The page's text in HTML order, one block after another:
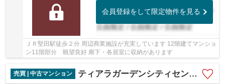
会員登録をして限定物件を見る
ＪＲ堅田駅徒歩２分 周辺商業施設が充実しています 12階建てマンショ
ン11階部分 眺望良好 廊下・各居室に収納があります
売買 | 中古マンション ティアラガーデンシティセントコート